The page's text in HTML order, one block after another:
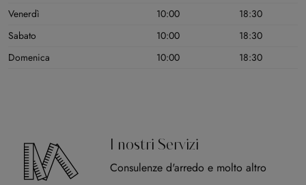
Venerdì
10:00
18:30
Sabato
10:00
18:30
Domenica
10:00 18:30
I nostri Servizi
Consulenze d'arredo e molto altro